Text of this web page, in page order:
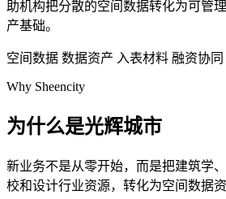
助机构把分散的空间数据转化为可管
产基础。
空间数据 数据资产 入表材料 融资协同
Why Sheencity
为什么是光辉城市
新业务不是从零开始，而是把建筑学
校和设计行业资源，转化为空间数据资